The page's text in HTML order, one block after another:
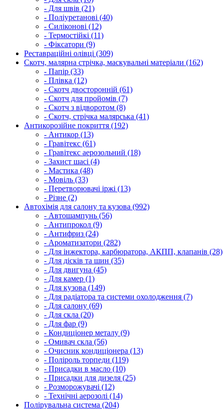
- Для швів (21)
- Поліуретанові (40)
- Силіконові (12)
- Термостійкі (11)
- Фіксатори (9)
Реставраційні олівці (309)
Скотч, малярна стрічка, маскувальні матеріали (162)
- Папір (33)
- Плівка (12)
- Скотч двосторонній (61)
- Скотч для пройомів (7)
- Скотч з відворотом (8)
- Скотч, стрічка малярська (41)
Антикорозійне покриття (192)
- Антикор (13)
- Гравітекс (61)
- Гравітекс аерозольний (18)
- Захист шасі (4)
- Мастика (48)
- Мовіль (33)
- Перетворювачі іржі (13)
- Різне (2)
Автохімія для салону та кузова (992)
- Автошампунь (56)
- Антипрокол (9)
- Антифриз (24)
- Ароматизатори (282)
- Для інжектора, карбюратора, АКПП, клапанів (28)
- Для дісків та шин (35)
- Для двигуна (45)
- Для камер (1)
- Для кузова (149)
- Для радіатора та системи охолодження (7)
- Для салону (69)
- Для скла (20)
- Для фар (9)
- Кондиціонер металу (9)
- Омивач скла (56)
- Очисник кондиціонера (13)
- Поліроль торпеди (119)
- Присадки в масло (10)
- Присадки для дизеля (25)
- Розморожувачі (12)
- Технічні аерозолі (14)
Полірувальна система (204)